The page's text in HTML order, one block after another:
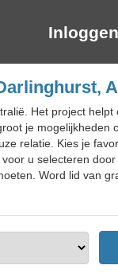
Inloggen
Het project
je
relatie. Kies je
u selecteren
Word lid van